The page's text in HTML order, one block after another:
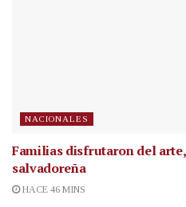
NACIONALES
Familias disfrutaron del
salvadoreña
HACE 46 MINS